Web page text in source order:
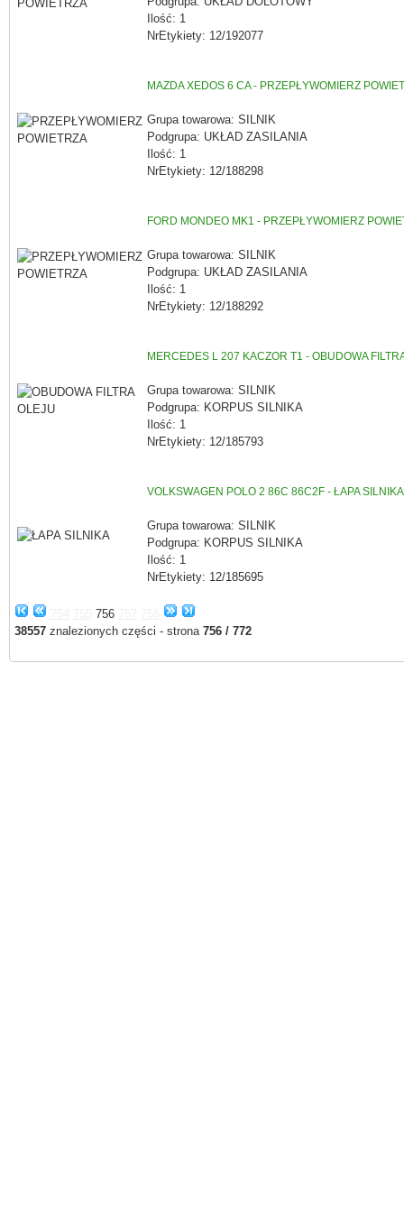
Ilość: 1
NrEtykiety: 12/192077
MAZDA XEDOS 6 CA - PRZEPŁYWOMIERZ
Grupa towarowa: SILNIK
Podgrupa: UKŁAD ZASILANIA
Ilość: 1
NrEtykiety: 12/188298
FORD MONDEO MK1 - PRZEPŁYWOMIERZ
Grupa towarowa: SILNIK
Podgrupa: UKŁAD ZASILANIA
Ilość: 1
NrEtykiety: 12/188292
MERCEDES L 207 KACZOR T1 - OBUDOWA
Grupa towarowa: SILNIK
Podgrupa: KORPUS SILNIKA
Ilość: 1
NrEtykiety: 12/185793
VOLKSWAGEN POLO 2 86C 86C2F - ŁAPA SILNIKA
Grupa towarowa: SILNIK
Podgrupa: KORPUS SILNIKA
Ilość: 1
NrEtykiety: 12/185695
756
38557 znalezionych części - strona 756 / 772